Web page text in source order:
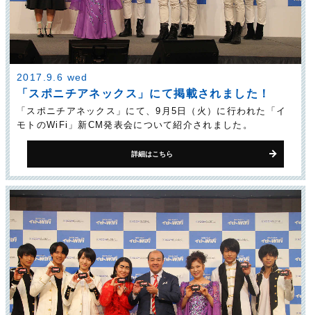
2017.9.6 wed
「スポニチアネックス」にて掲載されました！
「スポニチアネックス」にて、9月5日（火）に行われた「イ
モトのWiFi」新CM発表会について紹介されました。
詳細はこちら